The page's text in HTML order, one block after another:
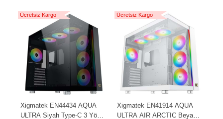
Ücretsiz Kargo
Xigmatek EN44434 AQUA
ULTRA Siyah Type-C 3 Yön
Ücretsiz Kargo
Xigmatek EN41914 AQUA
ULTRA AIR ARCTIC Beyaz